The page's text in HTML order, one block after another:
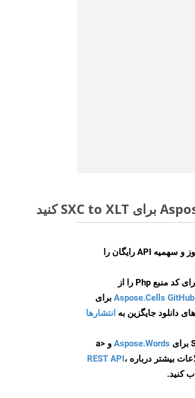
ایجاد کنید تا جزئیات مجوز و سهمیه API رایگان را
Aspose.Cells GitHub برای
انتشارها
Aspose.Words
و <a
REST API،